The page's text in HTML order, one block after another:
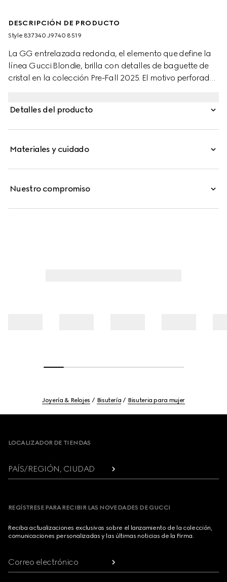
DESCRIPCIÓN DE PRODUCTO
Style ‎837340 J9740 8519
La GG entrelazada redonda, el elemento que define la
línea Gucci Blondie, brilla con detalles de baguette de
cristal en la colección Pre-Fall 2025. El motivo perforado
Detalles del producto
Materiales y cuidado
Nuestro compromiso
Joyería & Relojes Bisutería Bisuteria para mujer
LOCALIZADOR DE TIENDAS
PAÍS/REGIÓN, CIUDAD
REGÍSTRESE PARA RECIBIR LAS NOVEDADES DE GUCCI
Reciba actualizaciones exclusivas sobre el lanzamiento de la colección,
comunicaciones personalizadas y las últimas noticias de la Firma.
Correo electrónico